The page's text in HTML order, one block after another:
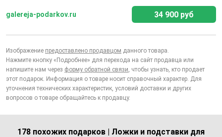
galereja-podarkov.ru 34 900 руб
Изображение предоставлено продавцом данного товара.
Нажмите кнопку «Подробнее» для перехода на сайт продавца или
напишите нам через форму обратной связи, чтобы узнать, кто продает
этот подарок. Информация о товаре носит справочный характер. Для
уточнения технических характеристик, условий доставки и других
вопросов о товаре обращайтесь к продавцу.
178 похожих подарков | Ложки и подставки для